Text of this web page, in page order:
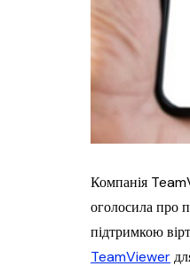
Компанія
оголосила про
підтримкою
TeamViewer